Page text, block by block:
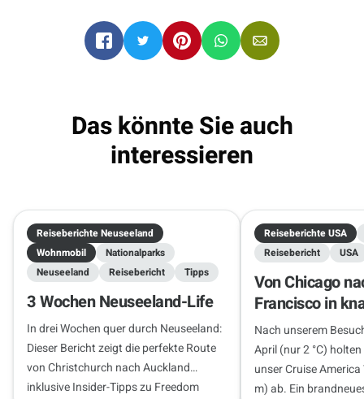
Auckland .
Auckland
Das könnte Sie auch
interessieren
Reiseberichte Neuseeland
Wohnmobil
Nationalparks
Neuseeland
Reisebericht Tipps
3 Wochen Neuseeland-Life
In drei Wochen quer durch Neuseeland:
Dieser Bericht zeigt die perfekte Route
von Christchurch nach Auckland
inklusive Insider-Tipps zu Freedom
Reiseberichte USA
Reisebericht
USA
Von Chicago
Francisco in
Wochen
Nach unserem
April (nur 2 °C)
unser Cruise
m) ab. Ein